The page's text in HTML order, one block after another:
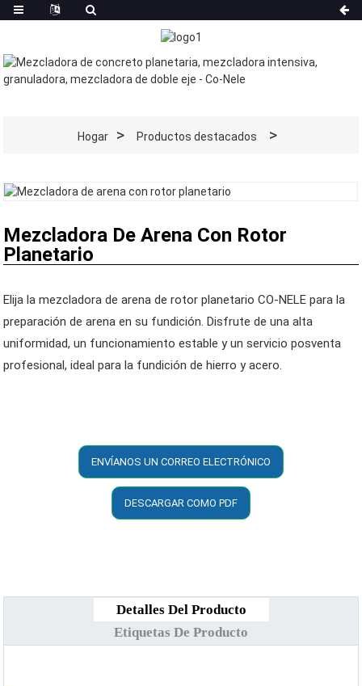
Hogar Productos destacados
Mezcladora De Arena Con Rotor
Planetario
Elija la mezcladora de arena de rotor planetario CO-NELE para la
preparación de arena en su fundición. Disfrute de una alta
uniformidad, un funcionamiento estable y un servicio posventa
profesional, ideal para la fundición de hierro y acero.
ENVÍANOS UN CORREO ELECTRÓNICO
DESCARGAR COMO PDF
Detalles Del Producto
Etiquetas De Producto